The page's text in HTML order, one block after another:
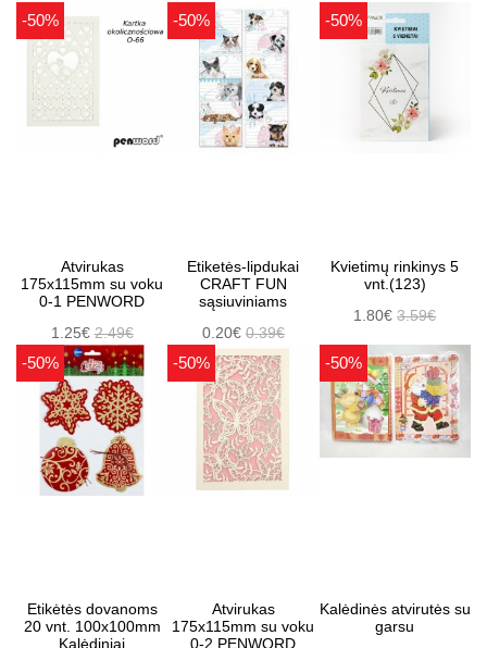
-50%
Atvirukas
175x115mm su voku
0-1 PENWORD
1.25€2.49€
-50%
Etiketės-lipdukai
CRAFT FUN
sąsiuviniams
0.20€ 0.39€
-50%
Kvietimų rinkinys 5
vnt.(123)
1.80€3.59€
-50%
Etikėtės dovanoms
20 vnt. 100x100mm
Kalėdiniai
-50%
Atvirukas
175x115mm su voku
0-2 PENWORD
-50%
Kalėdinės atvirutės su
garsu